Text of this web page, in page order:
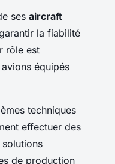
ses aircraft
la fiabilité
rôle est
équipés
techniques
effectuer des
de production